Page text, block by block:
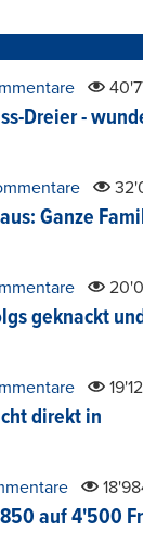
Dreier -
Ganze
geknackt
direkt in
auf 4'500